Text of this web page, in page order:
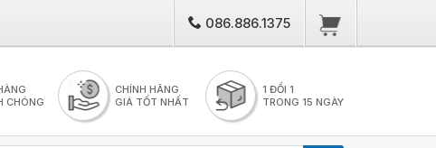
086.886.1375
CHÓNG
CHÍNH HÃNG
GIÁ TỐT NHẤT
1 ĐỔI 1
TRONG 15 NGÀY